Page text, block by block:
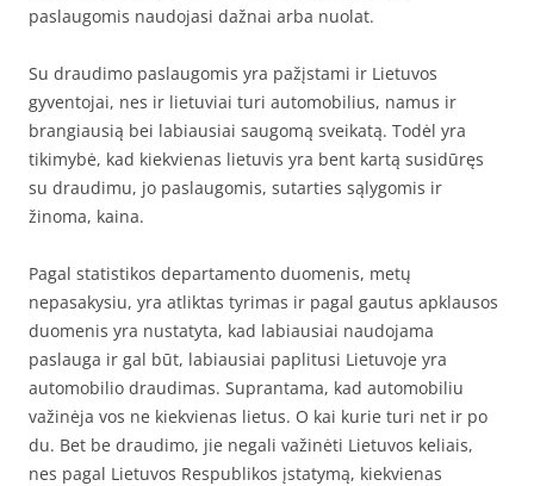
paslaugomis naudojasi dažnai arba nuolat.
Su draudimo paslaugomis yra pažįstami ir Lietuvos
gyventojai, nes ir lietuviai turi automobilius, namus ir
brangiausią bei labiausiai saugomą sveikatą. Todėl yra
tikimybė, kad kiekvienas lietuvis yra bent kartą susidūręs
su draudimu, jo paslaugomis, sutarties sąlygomis ir
žinoma, kaina.
Pagal statistikos departamento duomenis, metų
nepasakysiu, yra atliktas tyrimas ir pagal gautus apklausos
duomenis yra nustatyta, kad labiausiai naudojama
paslauga ir gal būt, labiausiai paplitusi Lietuvoje yra
automobilio draudimas. Suprantama, kad automobiliu
važinėja vos ne kiekvienas lietus. O kai kurie turi net ir po
du. Bet be draudimo, jie negali važinėti Lietuvos keliais,
nes pagal Lietuvos Respublikos įstatymą, kiekvienas